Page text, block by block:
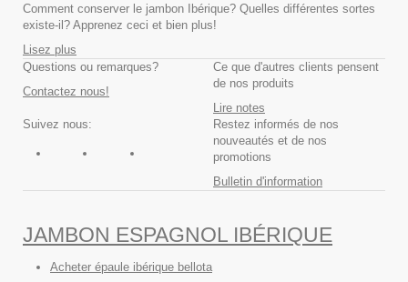
Comment conserver le jambon Ibérique? Quelles différentes sortes
existe-il? Apprenez ceci et bien plus!
Lisez plus
Questions ou remarques?
Contactez nous!
Ce que d'autres clients pensent
de nos produits
Lire notes
Suivez nous:
Restez informés de nos
nouveautés et de nos
promotions
Bulletin d'information
JAMBON ESPAGNOL IBÉRIQUE
Acheter épaule ibérique bellota